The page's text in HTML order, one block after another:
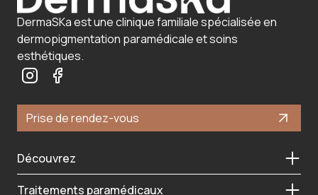
DermaSKa est une clinique familiale spécialisée en
dermopigmentation paramédicale et soins
esthétiques.
Prise de rendez-vous
Découvrez
Traitements paramédicaux